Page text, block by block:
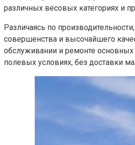
различных весовых категориях и
Различаясь по
совершенства и высочайшего
обслуживании и ремонте
полевых условиях, без доставки